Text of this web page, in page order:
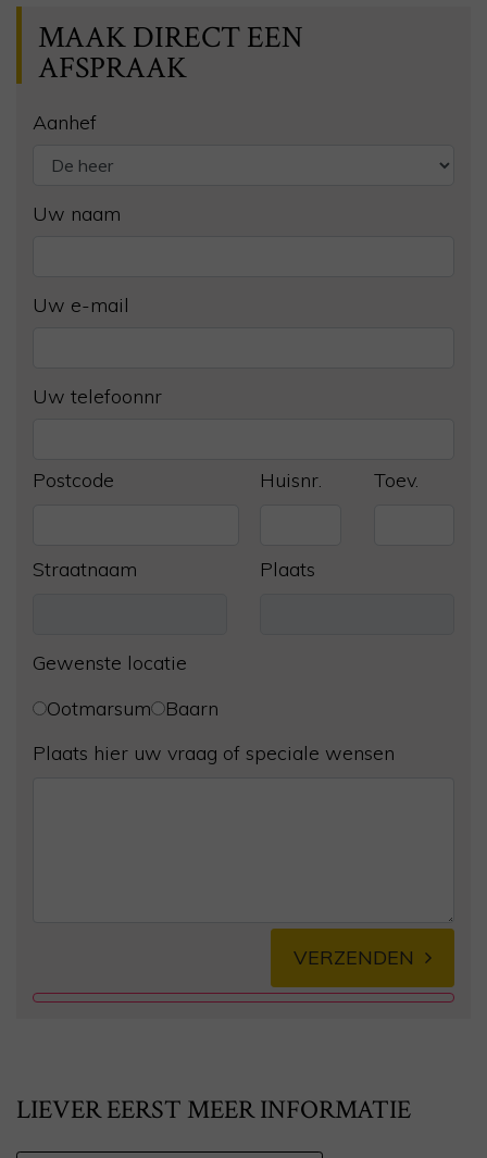
MAAK DIRECT EEN
AFSPRAAK
Aanhef
Uw naam
Uw e-mail
Uw telefoonnr
Postcode Huisnr. Toev.
Straatnaam Plaats
Gewenste locatie
Ootmarsum
Baarn
Plaats hier uw vraag of speciale wensen
VERZENDEN
LIEVER EERST MEER INFORMATIE